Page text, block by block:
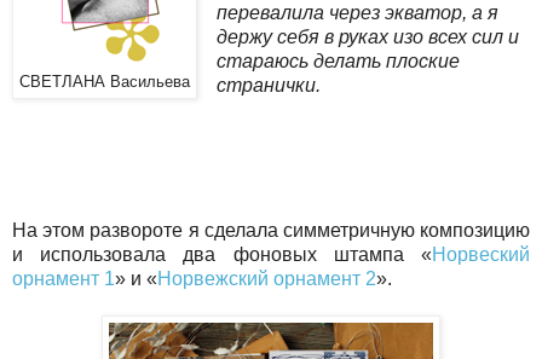
СВЕТЛАНА Васильева
перевалила через экватор, а я
держу себя в руках изо всех сил и
стараюсь делать плоские
странички.
На этом развороте я сделала симметричную композицию
и использовала два фоновых штампа «Норвеский
орнамент 1» и «Норвежский орнамент 2».